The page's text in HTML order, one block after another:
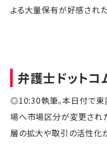
よる大量保有が好感され
弁護士ドットコ
◎10:30執筆。本日付で東
場へ市場区分が変更され
層の拡大や取引の活性化